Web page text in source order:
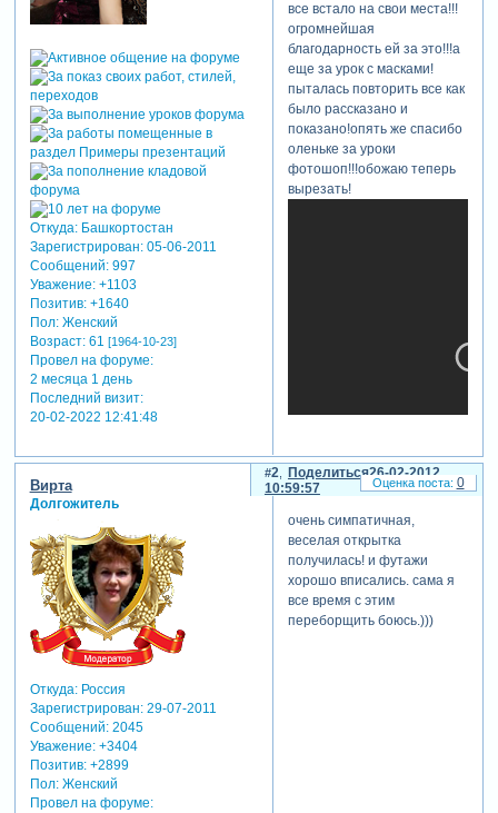
Откуда:Башкортостан
Зарегистрирован: 05-06-2011
Сообщений:997
Уважение: +1103
Позитив: +1640
Пол:Женский
Возраст:61 [1964-10-23]
Провел на форуме:
2 месяца 1 день
Последний визит:
20-02-2022 12:41:48
все встало на свои места!!!
огромнейшая
благодарность ей за это!!!а
еще за урок с масками!
пыталась повторить все как
было рассказано и
показано!опять же спасибо
оленьке за уроки
фотошоп!!!обожаю теперь
вырезать!
теги: поздравления,23
февраля
Поделиться
2
26-02-2012
10:59:57
Вирта
Долгожитель
Откуда:Россия
Зарегистрирован: 29-07-2011
Сообщений:2045
Уважение: +3404
Позитив: +2899
Пол:Женский
Провел на форуме:
очень симпатичная,
веселая открытка
получилась! и футажи
хорошо вписались. сама я
все время с этим
переборщить боюсь.)))
0